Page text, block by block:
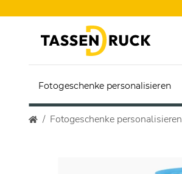
Fotogeschenke personalisieren
Fotogeschenke personalisieren